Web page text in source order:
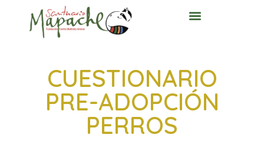
CUESTIONARIO
PRE-ADOPCIÓN
PERROS